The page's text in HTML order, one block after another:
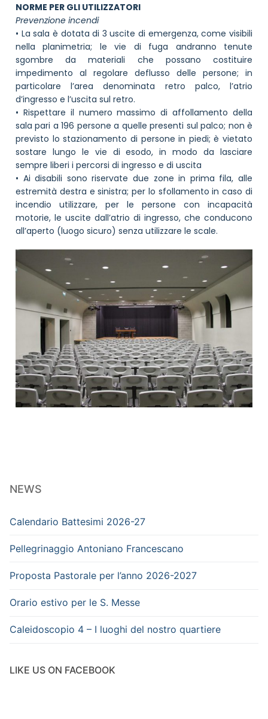
NORME PER GLI UTILIZZATORI
Prevenzione incendi
• La sala è dotata di 3 uscite di emergenza, come visibili
nella planimetria; le vie di fuga andranno tenute
sgombre da materiali che possano costituire
impedimento al regolare deflusso delle persone; in
particolare l’area denominata retro palco, l’atrio
d’ingresso e l’uscita sul retro.
• Rispettare il numero massimo di affollamento della
sala pari a 196 persone a quelle presenti sul palco; non è
previsto lo stazionamento di persone in piedi; è vietato
sostare lungo le vie di esodo, in modo da lasciare
sempre liberi i percorsi di ingresso e di uscita
• Ai disabili sono riservate due zone in prima fila, alle
estremità destra e sinistra; per lo sfollamento in caso di
incendio utilizzare, per le persone con incapacità
motorie, le uscite dall’atrio di ingresso, che conducono
all’aperto (luogo sicuro) senza utilizzare le scale.
NEWS
Calendario Battesimi 2026-27
Pellegrinaggio Antoniano Francescano
Proposta Pastorale per l’anno 2026-2027
Orario estivo per le S. Messe
Caleidoscopio 4 – I luoghi del nostro quartiere
LIKE US ON FACEBOOK